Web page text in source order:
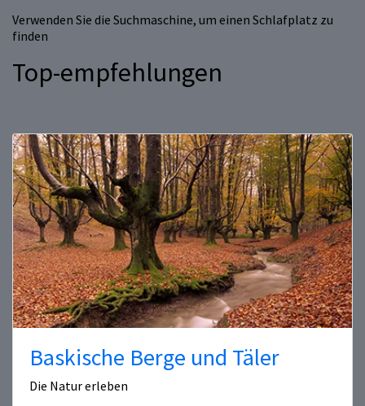
Verwenden Sie die Suchmaschine, um einen Schlafplatz zu
finden
Top-empfehlungen
Baskische Berge und Täler
Die Natur erleben